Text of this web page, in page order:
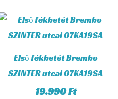
Első fékbetét Brembo
SZINTER utcai 07KA19SA
19.990Ft